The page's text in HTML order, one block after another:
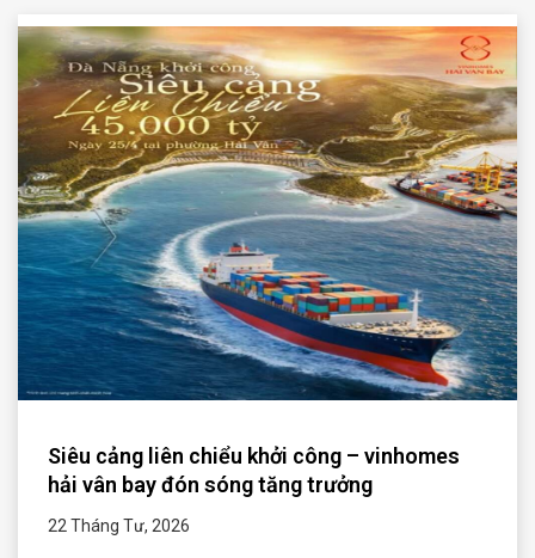
Siêu cảng liên chiểu khởi công – vinhomes
hải vân bay đón sóng tăng trưởng
22 Tháng Tư, 2026